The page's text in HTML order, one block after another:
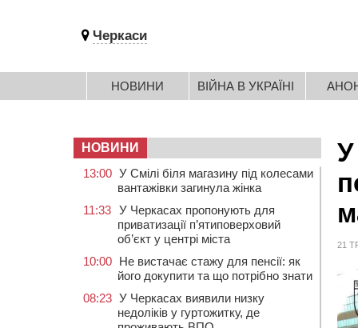
Черкаси
НОВИНИ ВІЙНА В УКРАЇНІ
У
21
НОВИНИ
13:00 У Смілі біля магазину під колесами
вантажівки загинула жінка
11:33 У Черкасах пропонують для
приватизації п’ятиповерховий
об’єкт у центрі міста
10:00 Не вистачає стажу для пенсії: як
його докупити та що потрібно знати
08:23 У Черкасах виявили низку
недоліків у гуртожитку, де